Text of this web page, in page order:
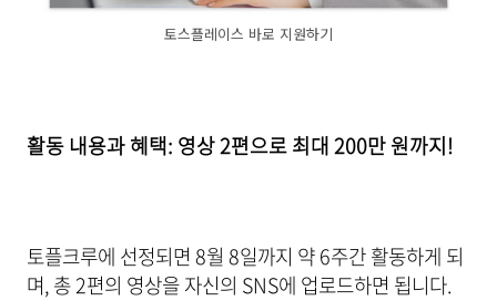
토스플레이스 바로 지원하기
활동 내용과 혜택: 영상 2편으로 최대 200만 원까지!
토플크루에 선정되면 8월 8일까지 약 6주간 활동하게 되
며, 총 2편의 영상을 자신의 SNS에 업로드하면 됩니다.